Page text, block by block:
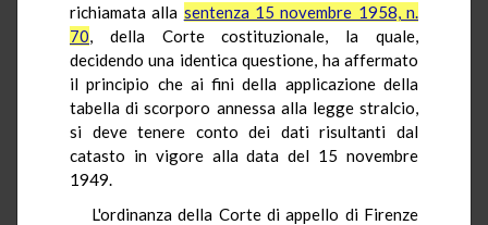
richiamata alla sentenza 15 novembre 1958, n.
70, della Corte costituzionale, la quale,
decidendo una identica questione, ha affermato
il principio che ai fini della applicazione della
tabella di scorporo annessa alla legge stralcio,
si deve tenere conto dei dati risultanti dal
catasto in vigore alla data del 15 novembre
1949.
L'ordinanza della Corte di appello di Firenze